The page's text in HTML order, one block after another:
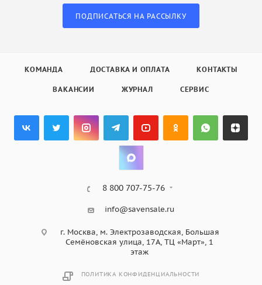
ПОДПИСАТЬСЯ НА РАССЫЛКУ
КОМАНДА ДОСТАВКА И ОПЛАТА КОНТАКТЫ
ВАКАНСИИ ЖУРНАЛ СЕРВИС
8 800 707-75-76
info@savensale.ru
г. Москва, м. Электрозаводская, Большая
Семёновская улица, 17А, ТЦ «Март», 1
этаж
ПОЛИТИКА КОНФИДЕНЦИАЛЬНОСТИ